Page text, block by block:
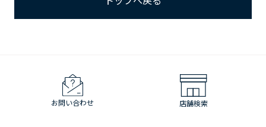
お問い合わせ 店舗検索